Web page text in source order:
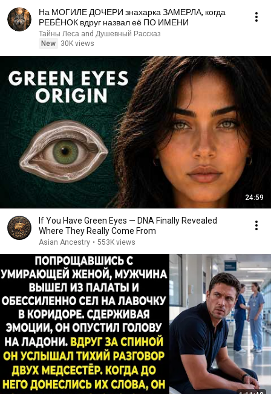
На МОГИЛЕ ДОЧЕРИ знахарка ЗАМЕРЛА, когда
РЕБЁНОК вдруг назвал её ПО ИМЕНИ
Тайны Леса and Душевный Рассказ
New
30K views
24:59
If You Have Green Eyes — DNA Finally Revealed
Where They Really Come From
Asian Ancestry • 553K views